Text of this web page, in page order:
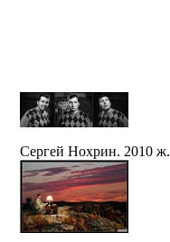
Сергей Нохрин. 2010 ж.